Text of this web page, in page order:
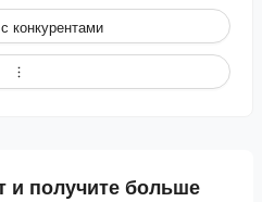
конкурентами
и получите больше